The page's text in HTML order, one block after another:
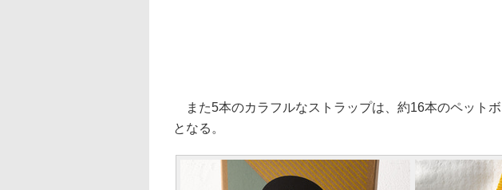
また5本のカラフルなストラップは、約16本のペット
となる。